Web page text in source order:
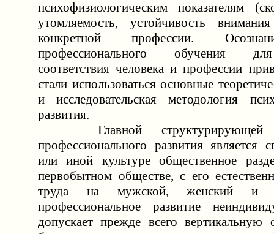
психофизиологическим показателям
утомляемость, устойчивость
конкретной профессии.
профессионального обучения
соответствия человека и профессии
стали использоваться основные
и исследовательская методология
развития.
Главной структурирующей
профессионального развития является
или иной культуре общественное
первобытном обществе, с его
труда на мужской, женский и
профессиональное развитие
допускает прежде всего вертикальную